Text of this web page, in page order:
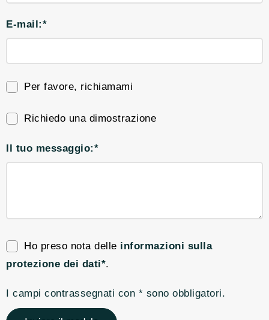
E-mail:*
Per favore, richiamami
Richiedo una dimostrazione
Il tuo messaggio:*
Ho preso nota delle informazioni sulla
protezione dei dati*.
I campi contrassegnati con * sono obbligatori.